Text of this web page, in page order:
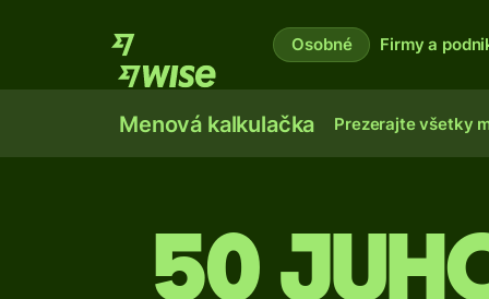
Osobné Firmy a
Menová kalkulačka Prezerajte všetky
50